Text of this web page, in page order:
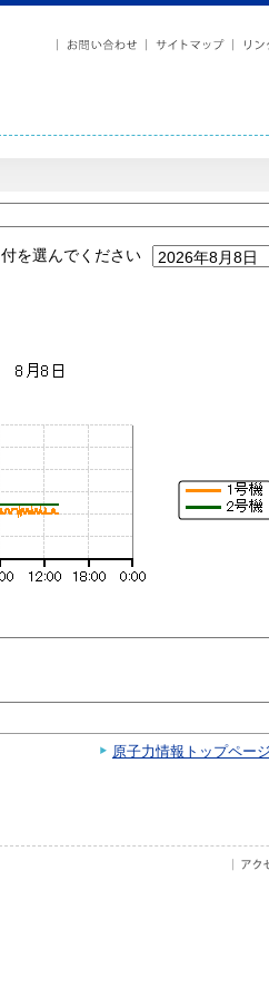
を選んでください
原子力情報トップペー